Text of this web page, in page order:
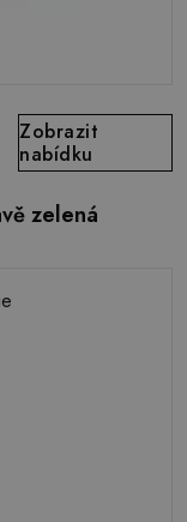
Zobrazit
nabídku
zelená